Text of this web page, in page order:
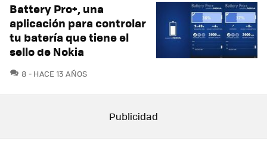
Battery Pro+, una
aplicación para controlar
tu batería que tiene el
sello de Nokia
8 COMENTARIOS
HACE 13 AÑOS